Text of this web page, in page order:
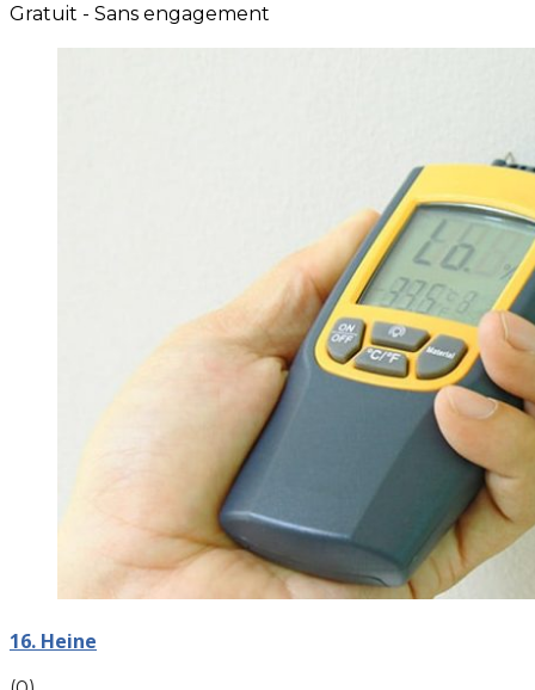
Gratuit - Sans engagement
16. Heine